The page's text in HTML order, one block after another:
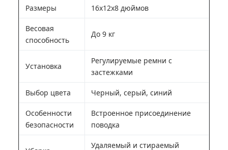
Размеры 16х12х8 дюймов
Весовая
способность
До 9 кг
Установка
Регулируемые ремни с
застежками
Выбор цвета Черный, серый, синий
Особенности
безопасности
Встроенное присоединение
поводка
Удаляемый и стираемый